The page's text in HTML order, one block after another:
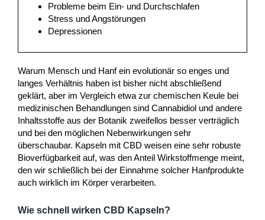
Probleme beim Ein- und Durchschlafen
Stress und Angstörungen
Depressionen
Warum Mensch und Hanf ein evolutionär so enges und
langes Verhältnis haben ist bisher nicht abschließend
geklärt, aber im Vergleich etwa zur chemischen Keule bei
medizinischen Behandlungen sind Cannabidiol und andere
Inhaltsstoffe aus der Botanik zweifellos besser verträglich
und bei den möglichen Nebenwirkungen sehr
überschaubar. Kapseln mit CBD weisen eine sehr robuste
Bioverfügbarkeit auf, was den Anteil Wirkstoffmenge meint,
den wir schließlich bei der Einnahme solcher Hanfprodukte
auch wirklich im Körper verarbeiten.
Wie schnell wirken CBD Kapseln?